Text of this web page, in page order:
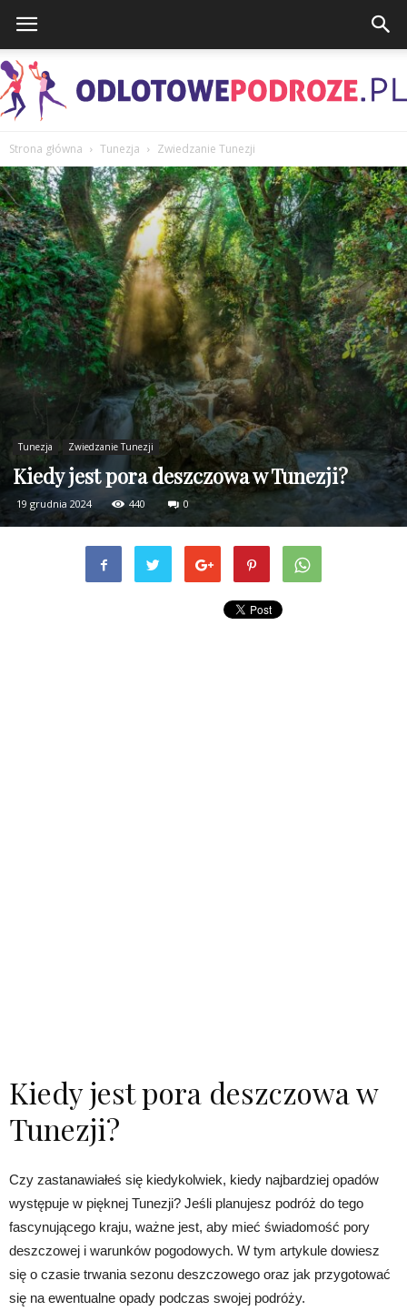
Strona główna Tunezja Zwiedzanie Tunezji
Tunezja Zwiedzanie Tunezji
Kiedy jest pora deszczowa w Tunezji?
19 grudnia 2024 440 0
Kiedy jest pora deszczowa w
Tunezji?
Czy zastanawiałeś się kiedykolwiek, kiedy najbardziej opadów
występuje w pięknej Tunezji? Jeśli planujesz podróż do tego
fascynującego kraju, ważne jest, aby mieć świadomość pory
deszczowej i warunków pogodowych. W tym artykule dowiesz
się o czasie trwania sezonu deszczowego oraz jak przygotować
się na ewentualne opady podczas swojej podróży.